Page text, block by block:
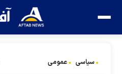
سیاسی عمومی